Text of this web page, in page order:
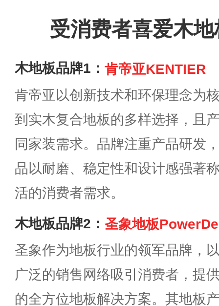
受消费者喜爱木
木地板品牌1： 肯帝亚KENTIER
肯帝亚以创新技术和环保理念为
到实木复合地板的多样选择，且
同家装需求。品牌注重产品研发
品以耐磨、稳定性和设计感强著
活的消费者需求。
木地板品牌2： 圣象地板
圣象作为地板行业的领军品牌，
广泛的销售网络吸引消费者，提
的全方位地板解决方案。其地板